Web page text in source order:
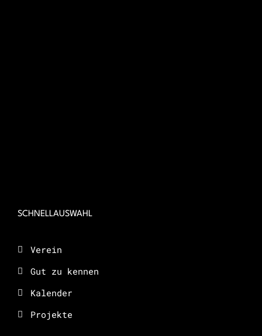
SCHNELLAUSWAHL
Verein
Gut zu kennen
Kalender
Projekte